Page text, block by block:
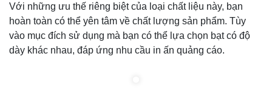
Với những ưu thế riêng biệt của loại chất liệu này, bạn
hoàn toàn có thể yên tâm về chất lượng sản phẩm. Tùy
vào mục đích sử dụng mà bạn có thể lựa chọn bạt có độ
dày khác nhau, đáp ứng nhu cầu in ấn quảng cáo.